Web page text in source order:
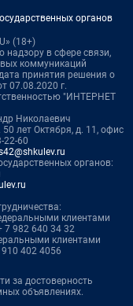
органов
(18+)
надзору в сфере связи,
коммуникаций
принятия решения о
07.08.2020 г.
"ИНТЕРНЕТ
Николаевич
лет Октября, д. 11, офис
22-60
органов:
клиентами
7 982 640 34 32
клиентами
402 4056
за достоверность
объявлениях.